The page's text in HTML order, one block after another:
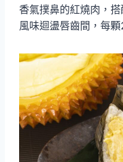
香氣撲鼻的紅燒肉，
風味迴盪唇齒間，每顆